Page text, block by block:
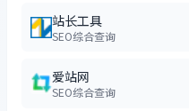
站长工具
SEO综合查询
爱站网
SEO综合查询